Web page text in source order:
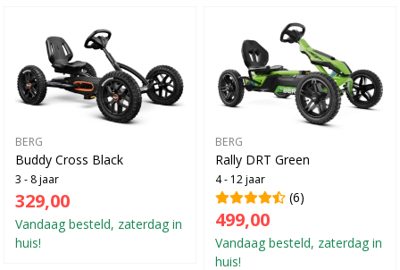
BERG
Buddy Cross Black
3 - 8 jaar
329,00
Vandaag besteld, zaterdag in
huis!
BERG
Rally DRT Green
4 - 12 jaar
(6)
499,00
Vandaag besteld, zaterdag in
huis!